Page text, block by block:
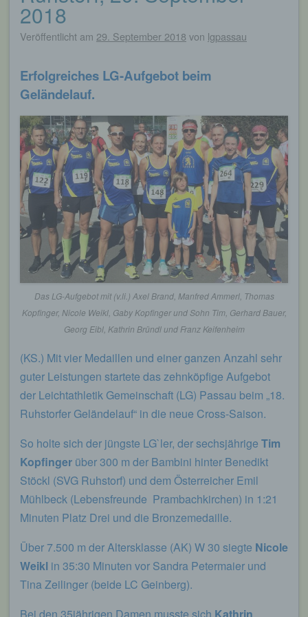
2018
Veröffentlicht am 29. September 2018 von lgpassau
Erfolgreiches LG-Aufgebot beim
Geländelauf.
Das LG-Aufgebot mit (v.li.) Axel Brand, Manfred Ammerl, Thomas
Kopfinger, Nicole Weikl, Gaby Kopfinger und Sohn Tim, Gerhard Bauer,
Georg Eibl, Kathrin Bründl und Franz Keifenheim
(KS.) Mit vier Medaillen und einer ganzen Anzahl sehr
guter Leistungen startete das zehnköpfige Aufgebot
der Leichtathletik Gemeinschaft (LG) Passau beim „18.
Ruhstorfer Geländelauf“ in die neue Cross-Saison.
So holte sich der jüngste LG`ler, der sechsjährige Tim
Kopfinger über 300 m der Bambini hinter Benedikt
Stöckl (SVG Ruhstorf) und dem Österreicher Emil
Mühlbeck (Lebensfreunde Prambachkirchen) in 1:21
Minuten Platz Drei und die Bronzemedaille.
Über 7.500 m der Altersklasse (AK) W 30 siegte Nicole
Weikl in 35:30 Minuten vor Sandra Petermaier und
Tina Zeilinger (beide LC Geinberg).
Bei den 35jährigen Damen musste sich Kathrin